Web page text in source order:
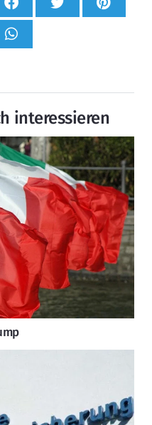
interessieren